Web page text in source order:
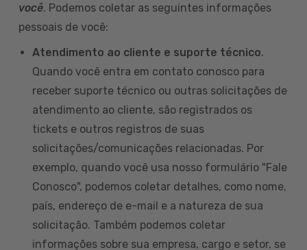
você. Podemos coletar as seguintes informações
pessoais de você:
Atendimento ao cliente e suporte técnico.
Quando você entra em contato conosco para
receber suporte técnico ou outras solicitações de
atendimento ao cliente, são registrados os
tickets e outros registros de suas
solicitações/comunicações relacionadas. Por
exemplo, quando você usa nosso formulário "Fale
Conosco", podemos coletar detalhes, como nome,
país, endereço de e-mail e a natureza de sua
solicitação. Também podemos coletar
informações sobre sua empresa, cargo e setor, se